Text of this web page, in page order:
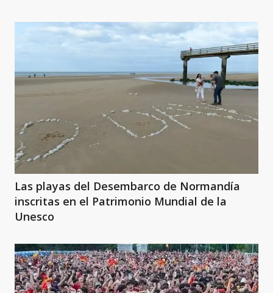
Las playas del Desembarco de Normandía
inscritas en el Patrimonio Mundial de la
Unesco